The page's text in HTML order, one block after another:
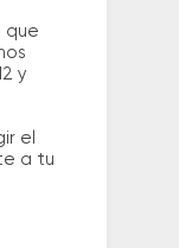
que
y
el
a tu